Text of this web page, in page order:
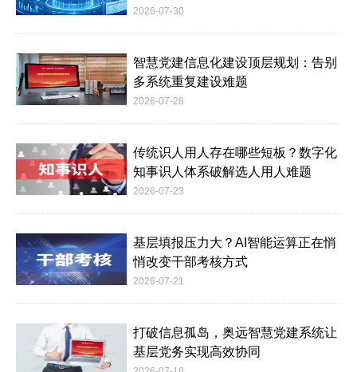
2026-07-30
智慧党建信息化建设顶层规划：告别
多系统重复建设难题
2026-07-28
传统识人用人存在哪些短板？数字化
知事识人体系破解选人用人难题
2026-07-23
基层填报压力大？AI智能运算正在悄
悄改变干部考核方式
2026-07-21
打破信息孤岛，奥远智慧党建系统让
基层党务实现高效协同